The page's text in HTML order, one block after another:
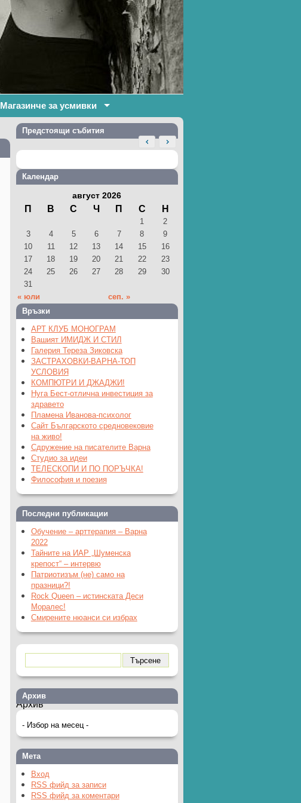
Магазинче за усмивки
Предстоящи събития
Календар
август 2026
П В С Ч П С Н
« юли сеп. »
1
2
3
4 5 6 7 8
9
10
11 12 13 14 15
16
17
18 19 20 21 22
23
24
25 26 27 28 29
30
31
Връзки
АРТ КЛУБ МОНОГРАМ
Вашият ИМИДЖ И СТИЛ
Галерия Тереза Зиковска
ЗАСТРАХОВКИ-ВАРНА-ТОП
УСЛОВИЯ
КОМПЮТРИ И ДЖАДЖИ!
Нуга Бест-отлична инвестиция за
здравето
Пламена Иванова-психолог
Сайт Българското средновековие
на живо!
Сдружение на писателите Варна
Студио за идеи
ТЕЛЕСКОПИ И ПО ПОРЪЧКА!
Философия и поезия
Последни публикации
Обучение – арттерапия – Варна
2022
Тайните на ИАР „Шуменска
крепост“ – интервю
Патриотизъм (не) само на
празници?!
Rock Queen – истинската Деси
Моралес!
Смирените нюанси си избрах
Архив
Архив
Мета
Вход
RSS фийд за записи
RSS фийд за коментари